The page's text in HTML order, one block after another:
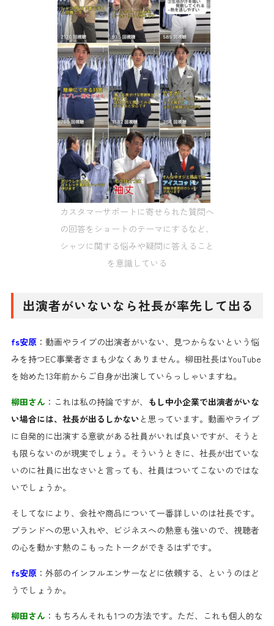
カスタマーサポートに寄せられた質問へ
の回答をショートのテーマにするなど、
シャツに関する悩みや疑問に答えること
を意識している
出演者がいないなら社長が率先して出る
fs安原：動画やライブの出演者がいない、見つからないという悩
みを持つEC事業者さまも少なくありません。柳田社長はYouTube
を始めた13年前からご自身が出演していらっしゃいますね。
柳田さん ：これは私の持論ですが、 もし中小企業で出演者がいな
い場合には、社長が出るしかない と思っています。動画やライブ
に自発的に出演する意欲がある社員がいれば良いですが、そうと
も限らないのが現実でしょう。そういうときに、社長が出ていな
いのに社員に出なさいと言っても、社員はついてこないのではな
いでしょうか。
そしてなにより、会社や商品について一番詳しいのは社長です。
ブランドへの思い入れや、ビジネスへの熱意も強いので、視聴者
の心を動かす熱のこもったトークができるはずです。
fs安原：外部のインフルエンサーなどに依頼する、というのはど
うでしょうか。
柳田さん ：もちろんそれも1つの方法です。ただ、これも個人的な